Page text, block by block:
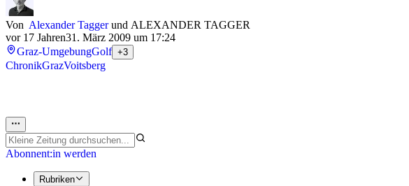
Von Alexander Taggerund ALEXANDER TAGGER
vor 17 Jahren31. März 2009 um 17:24
Graz-UmgebungGolf +3
ChronikGrazVoitsberg
Abonnent:in werden
Rubriken